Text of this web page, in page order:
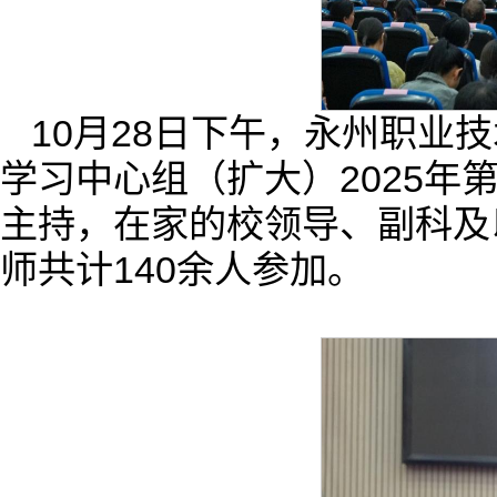
10月28日下午，永州职业
学习中心组（扩大）2025年
主持，在家的校领导、副科
师共计140余人参加。